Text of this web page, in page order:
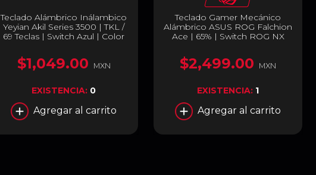
Teclado Alámbrico Inálambico
Yeyian Akil Series 3500 | TKL /
69 Teclas | Switch Azul | Color
$1,049.00 MXN
EXISTENCIA: 0
Agregar al carrito
Teclado Gamer Mecánico
Alámbrico ASUS ROG Falchion
Ace | 65% | Switch ROG NX
Conexión a PC USB-A | Dual
USB-C para Conexión de 2 PCs
| Inglés | RGB | Negro | M602
$2,499.00 MXN
EXISTENCIA: 1
Agregar al carrito